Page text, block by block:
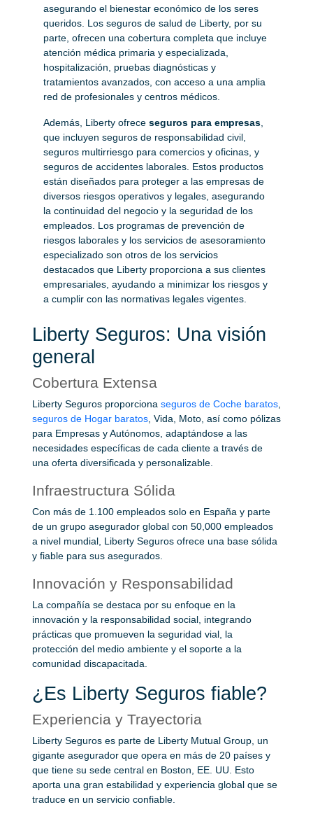
asegurando el bienestar económico de los seres
queridos. Los seguros de salud de Liberty, por su
parte, ofrecen una cobertura completa que incluye
atención médica primaria y especializada,
hospitalización, pruebas diagnósticas y
tratamientos avanzados, con acceso a una amplia
red de profesionales y centros médicos.
Además, Liberty ofrece seguros para empresas
que incluyen seguros de responsabilidad civil,
seguros multirriesgo para comercios y oficinas, y
seguros de accidentes laborales. Estos productos
están diseñados para proteger a las empresas de
diversos riesgos operativos y legales, asegurando
la continuidad del negocio y la seguridad de los
empleados. Los programas de prevención de
riesgos laborales y los servicios de asesoramiento
especializado son otros de los servicios
destacados que Liberty proporciona a sus clientes
empresariales, ayudando a minimizar los riesgos y
a cumplir con las normativas legales vigentes.
Liberty Seguros: Una visión
general
Cobertura Extensa
Liberty Seguros proporciona seguros de Coche baratos
seguros de Hogar baratos , Vida, Moto, así como pólizas
para Empresas y Autónomos, adaptándose a las
necesidades específicas de cada cliente a través de
una oferta diversificada y personalizable.
Infraestructura Sólida
Con más de 1.100 empleados solo en España y parte
de un grupo asegurador global con 50,000 empleados
a nivel mundial, Liberty Seguros ofrece una base sólida
y fiable para sus asegurados.
Innovación y Responsabilidad
La compañía se destaca por su enfoque en la
innovación y la responsabilidad social, integrando
prácticas que promueven la seguridad vial, la
protección del medio ambiente y el soporte a la
comunidad discapacitada.
¿Es Liberty Seguros fiable?
Experiencia y Trayectoria
Liberty Seguros es parte de Liberty Mutual Group, un
gigante asegurador que opera en más de 20 países y
que tiene su sede central en Boston, EE. UU. Esto
aporta una gran estabilidad y experiencia global que se
traduce en un servicio confiable.